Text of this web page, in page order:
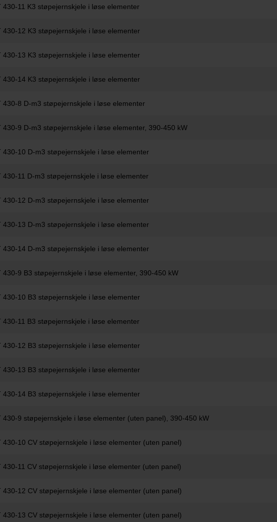
430-11 K3 støpejernskjele i løse elementer
430-12 K3 støpejernskjele i løse elementer
430-13 K3 støpejernskjele i løse elementer
430-14 K3 støpejernskjele i løse elementer
430-8 D-m3 støpejernskjele i løse elementer
430-9 D-m3 støpejernskjele i løse elementer, 390-450 kW
430-10 D-m3 støpejernskjele i løse elementer
430-11 D-m3 støpejernskjele i løse elementer
430-12 D-m3 støpejernskjele i løse elementer
430-13 D-m3 støpejernskjele i løse elementer
430-14 D-m3 støpejernskjele i løse elementer
430-9 B3 støpejernskjele i løse elementer, 390-450 kW
430-10 B3 støpejernskjele i løse elementer
430-11 B3 støpejernskjele i løse elementer
430-12 B3 støpejernskjele i løse elementer
430-13 B3 støpejernskjele i løse elementer
430-14 B3 støpejernskjele i løse elementer
430-9 støpejernskjele i løse elementer (uten panel), 390-450 kW
430-10 CV støpejernskjele i løse elementer (uten panel)
430-11 CV støpejernskjele i løse elementer (uten panel)
430-12 CV støpejernskjele i løse elementer (uten panel)
430-13 CV støpejernskjele i løse elementer (uten panel)